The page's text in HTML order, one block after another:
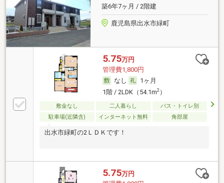
築6年7ヶ月 / 2階建
鹿児島県出水市緑町
5.75万円
管理費1,800円
なし
1ヶ月
1階 / 2LDK（54.1m2）
敷金なし 二人暮らし
バス・トイレ別
駐車場(近隣含)
インターネット無料 角部屋
出水市緑町の2ＬＤＫです！
5.75万円